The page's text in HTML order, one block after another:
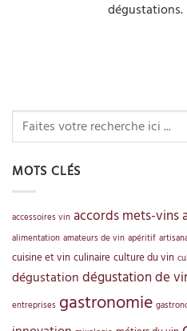
dégustations.
MOTS CLÉS
accessoires vin accords mets-vins
alimentation amateurs de vin apéritif
cuisine et vin culinaire culture du vin
dégustation dégustation de
entreprises gastronomie